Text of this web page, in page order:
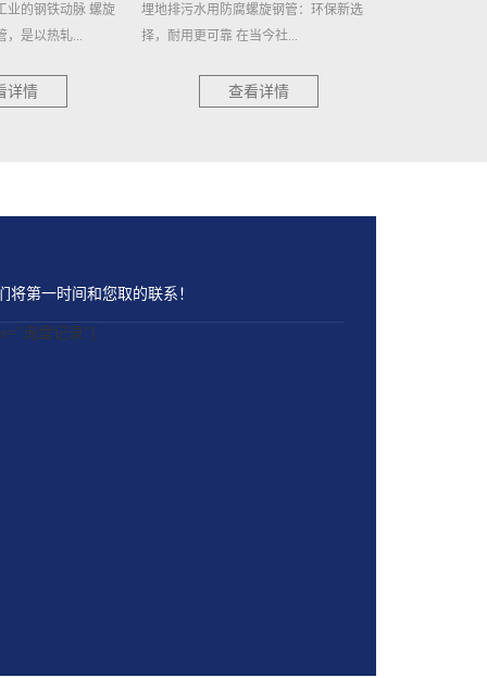
业的钢铁动脉 螺旋
是以热轧...
详情
埋地排污水用防腐螺旋钢管：环保新选
择，耐用更可靠 在当今社...
查看详情
将第一时间和您取的联系！
询盘记录"]